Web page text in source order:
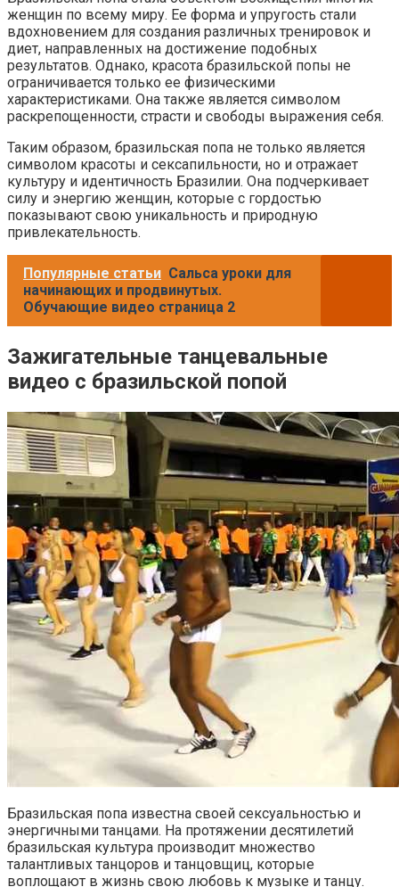
женщин по всему миру. Ее форма и упругость стали
вдохновением для создания различных тренировок и
диет, направленных на достижение подобных
результатов. Однако, красота бразильской попы не
ограничивается только ее физическими
характеристиками. Она также является символом
раскрепощенности, страсти и свободы выражения себя.
Таким образом, бразильская попа не только является
символом красоты и сексапильности, но и отражает
культуру и идентичность Бразилии. Она подчеркивает
силу и энергию женщин, которые с гордостью
показывают свою уникальность и природную
привлекательность.
Популярные статьи Сальса уроки для
начинающих и продвинутых.
Обучающие видео страница 2
Зажигательные танцевальные
видео с бразильской попой
Бразильская попа известна своей сексуальностью и
энергичными танцами. На протяжении десятилетий
бразильская культура производит множество
талантливых танцоров и танцовщиц, которые
воплощают в жизнь свою любовь к музыке и танцу.